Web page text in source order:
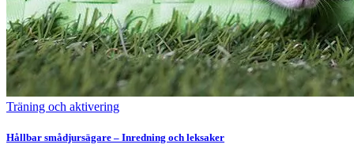
Träning och aktivering
Hållbar smådjursägare – Inredning och leksaker